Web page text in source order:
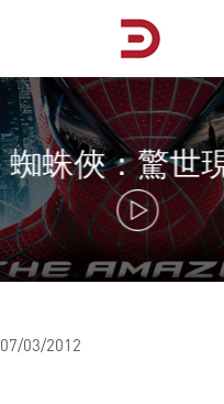
蜘蛛俠：驚世
07/03/2012